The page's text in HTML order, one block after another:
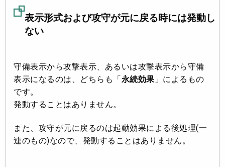
表示形式および攻守が元に戻る時には発動し
ない
守備表示から攻撃表示、あるいは攻撃表示から守備
表示になるのは、どちらも「永続効果 」によるもの
です。
発動することはありません。
また、攻守が元に戻るのは起動効果による後処理(一
連のもの)なので、発動することはありません。